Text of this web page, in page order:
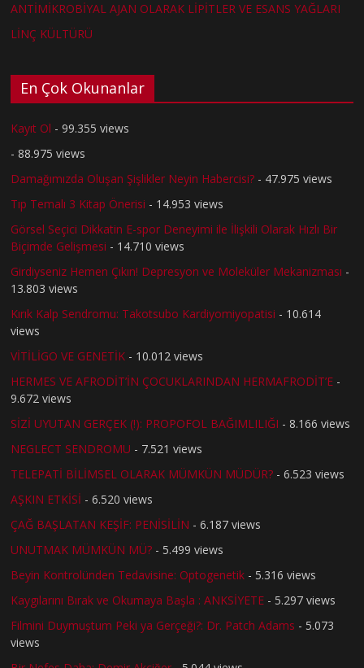
ANTİMİKROBİYAL AJAN OLARAK LİPİTLER VE ESANS YAĞLARI
LİNÇ KÜLTÜRÜ
En Çok Okunanlar
Kayıt Ol - 99.355 views
- 88.975 views
Damağımızda Oluşan Şişlikler Neyin Habercisi? - 47.975 views
Tıp Temalı 3 Kitap Önerisi - 14.953 views
Görsel Seçici Dikkatin E-spor Deneyimi ile İlişkili Olarak Hızlı Bir
Biçimde Gelişmesi - 14.710 views
Girdiyseniz Hemen Çıkın! Depresyon ve Moleküler Mekanizması -
13.803 views
Kırık Kalp Sendromu: Takotsubo Kardiyomiyopatisi - 10.614
views
VİTİLİGO VE GENETİK - 10.012 views
HERMES VE AFRODİT’İN ÇOCUKLARINDAN HERMAFRODİT’E -
9.672 views
SİZİ UYUTAN GERÇEK (!): PROPOFOL BAĞIMLILIĞI - 8.166 views
NEGLECT SENDROMU - 7.521 views
TELEPATİ BİLİMSEL OLARAK MÜMKÜN MÜDÜR? - 6.523 views
AŞKIN ETKİSİ - 6.520 views
ÇAĞ BAŞLATAN KEŞİF: PENİSİLİN - 6.187 views
UNUTMAK MÜMKÜN MÜ? - 5.499 views
Beyin Kontrolünden Tedavisine: Optogenetik - 5.316 views
Kaygılarını Bırak ve Okumaya Başla : ANKSİYETE - 5.297 views
Filmini Duymuştum Peki ya Gerçeği?: Dr. Patch Adams - 5.073
views